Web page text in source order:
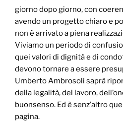
giorno dopo giorno, con
avendo un progetto chiaro e
non è arrivato a piena
Viviamo un periodo di
quei valori di dignità e di
devono tornare a essere
Umberto Ambrosoli saprà
della legalità, del lavoro,
buonsenso. Ed è senz’altro
pagina.